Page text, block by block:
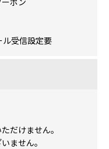
ポン
受信設定要
だけません。
ません。